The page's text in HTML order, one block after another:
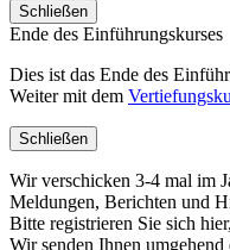
Schließen
Ende des Einführungskurses
Dies ist das Ende des
Weiter mit dem
Schließen
Wir verschicken 3-4 mal im
Meldungen, Berichten und
Bitte registrieren Sie sich
Wir senden Ihnen